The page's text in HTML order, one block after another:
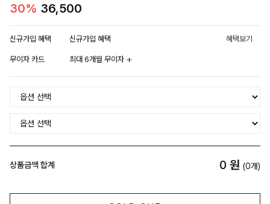
30% 36,500
신규가입 혜택 신규가입 혜택 혜택보기
무이자 카드 최대 6개월 무이자
상품금액 합계 0 원 (0개)